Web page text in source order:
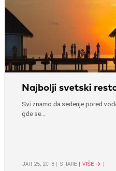
Najbolji svetski
Svi znamo da sedenje pored
gde se...
ЈАН 25, 2018 SHARE VIŠE